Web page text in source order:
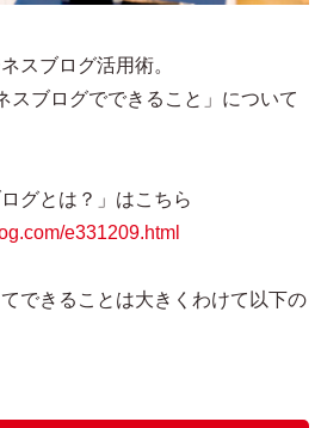
スブログ活用術。
スブログでできること」について
グとは？」はこちら
e331209.html
できることは大きくわけて以下の